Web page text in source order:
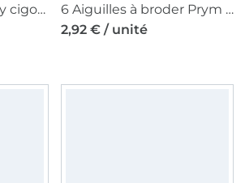
Ciseaux embroidery cigogne 9 cm, doré
6 Aiguilles à broder Prym N°18-22 sans pointe pointue, couleur argent
2,92 € / unité